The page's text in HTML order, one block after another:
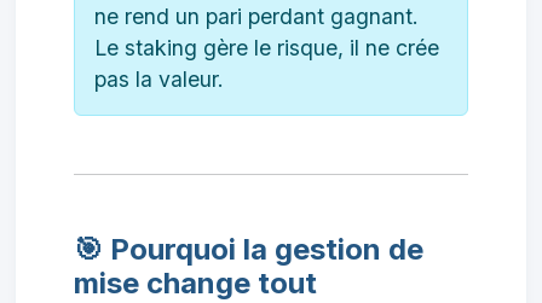
ne rend un pari perdant gagnant.
Le staking gère le risque, il ne crée
pas la valeur.
🎯 Pourquoi la gestion de
mise change tout